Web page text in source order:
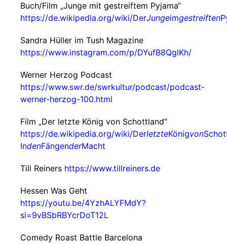
Buch/Film „Junge mit gestreiftem Pyjama“
https://de.wikipedia.org/wiki/DerJungeimgestreiften
Sandra Hüller im Tush Magazine
https://www.instagram.com/p/DYufB8QglKh/
Werner Herzog Podcast
https://www.swr.de/swrkultur/podcast/podcast-
werner-herzog-100.html
Film „Der letzte König von Schottland“
https://de.wikipedia.org/wiki/DerletzteKönigvon
IndenFängenderMacht
Till Reiners https://www.tillreiners.de
Hessen Was Geht
https://youtu.be/4YzhALYFMdY?
si=9vBSbRBYcrDoT12L
Comedy Roast Battle Barcelona